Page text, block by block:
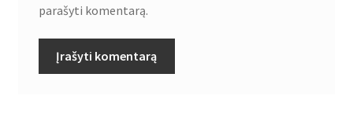
parašyti komentarą.